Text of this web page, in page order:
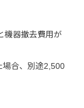
機器撤去費用が
場合、別途2,500